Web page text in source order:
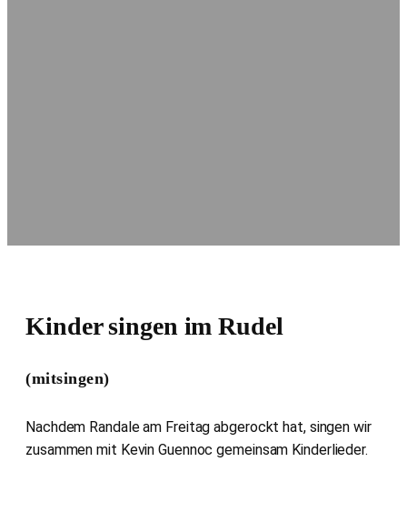
Kinder singen im Rudel
(mitsingen)
Nachdem Randale am Freitag abgerockt hat, singen wir
zusammen mit Kevin Guennoc gemeinsam Kinderlieder.